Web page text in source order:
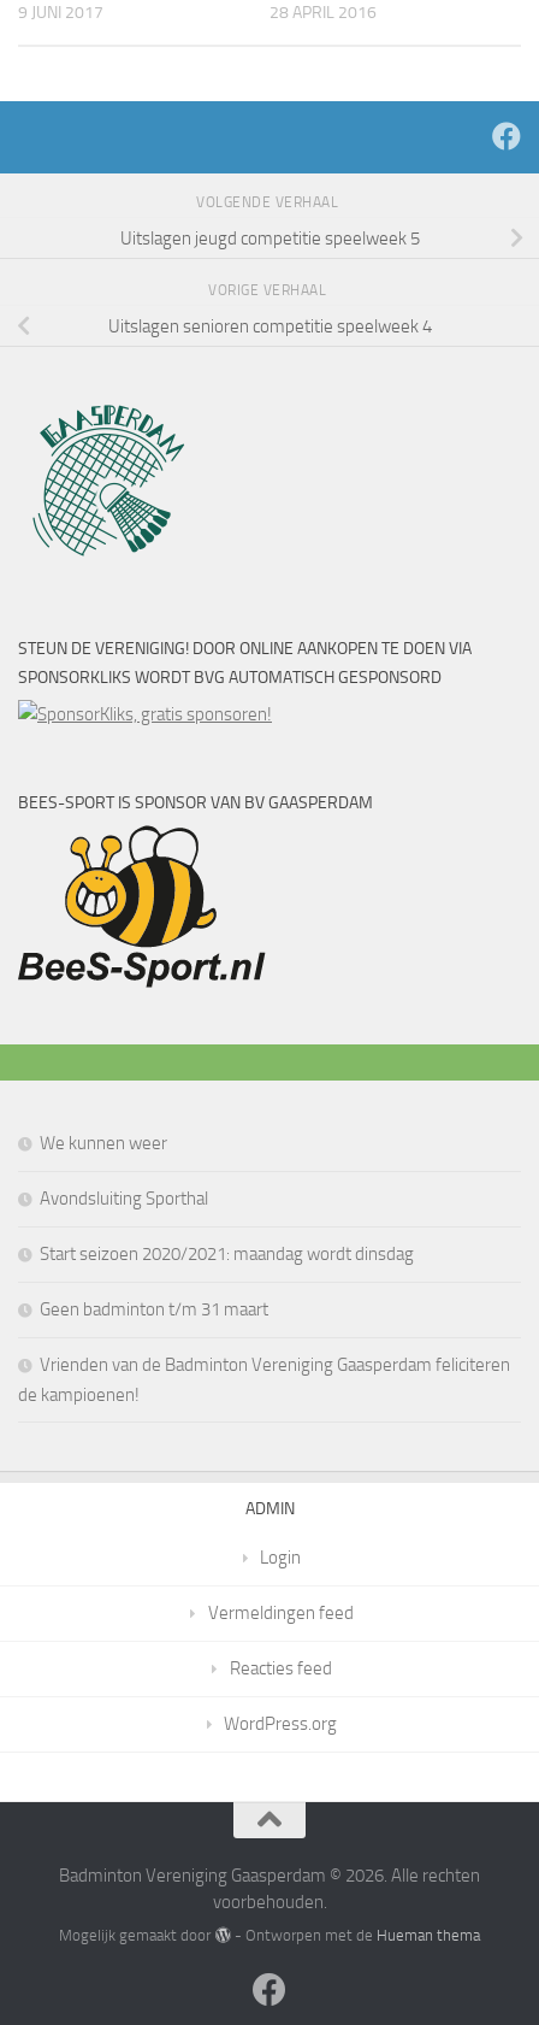
9 JUNI 2017 28 APRIL 2016
VOLGENDE VERHAAL
Uitslagen jeugd competitie speelweek 5
VORIGE VERHAAL
Uitslagen senioren competitie speelweek 4
STEUN DE VERENIGING! DOOR ONLINE AANKOPEN TE DOEN VIA
SPONSORKLIKS WORDT BVG AUTOMATISCH GESPONSORD
BEES-SPORT IS SPONSOR VAN BV GAASPERDAM
We kunnen weer
Avondsluiting Sporthal
Start seizoen 2020/2021: maandag wordt dinsdag
Geen badminton t/m 31 maart
Vrienden van de Badminton Vereniging Gaasperdam feliciteren
de kampioenen!
ADMIN
Login
Vermeldingen feed
Reacties feed
WordPress.org
Badminton Vereniging Gaasperdam © 2026. Alle rechten
voorbehouden.
Mogelijk gemaakt door - Ontworpen met de Hueman thema